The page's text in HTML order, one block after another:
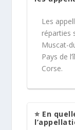
Les
réparties
Muscat-
Pays de
Corse.
⭐ En